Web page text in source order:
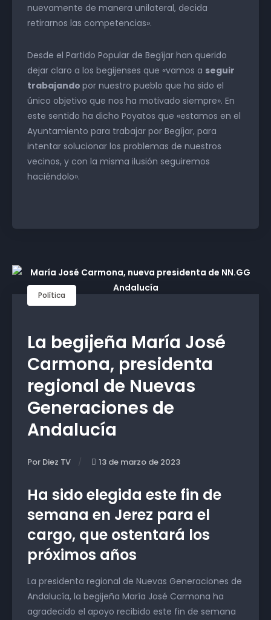
nuevamente de manera unilateral, decida
retirarnos las competencias».
Desde el Partido Popular de Begíjar han querido
dejar claro a los begijenses que «vamos a seguir
trabajando por nuestro pueblo que ha sido el
único objetivo que nos ha motivado siempre». En
este sentido ha dicho Poyatos que «estamos en el
Ayuntamiento para trabajar por Begíjar, para
intentar solucionar los problemas de nuestros
vecinos, y con la misma ilusión seguiremos
haciéndolo».
Política
La begijeña María José
Carmona, presidenta
regional de Nuevas
Generaciones de
Andalucía
Por Diez TV 13 de marzo de 2023
Ha sido elegida este fin de
semana en Jerez para el
cargo, que ostentará los
próximos años
La presidenta regional de Nuevas Generaciones de
Andalucía, la begijeña María José Carmona ha
agradecido el apoyo recibido este fin de semana